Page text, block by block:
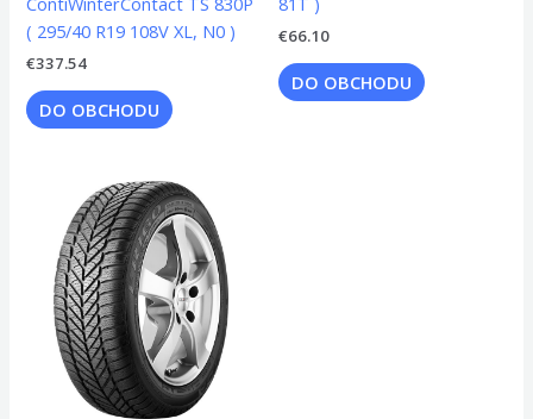
( 295/40 R19 108V XL, N0 )
€337.54
DO OBCHODU
€66.10
DO OBCHODU